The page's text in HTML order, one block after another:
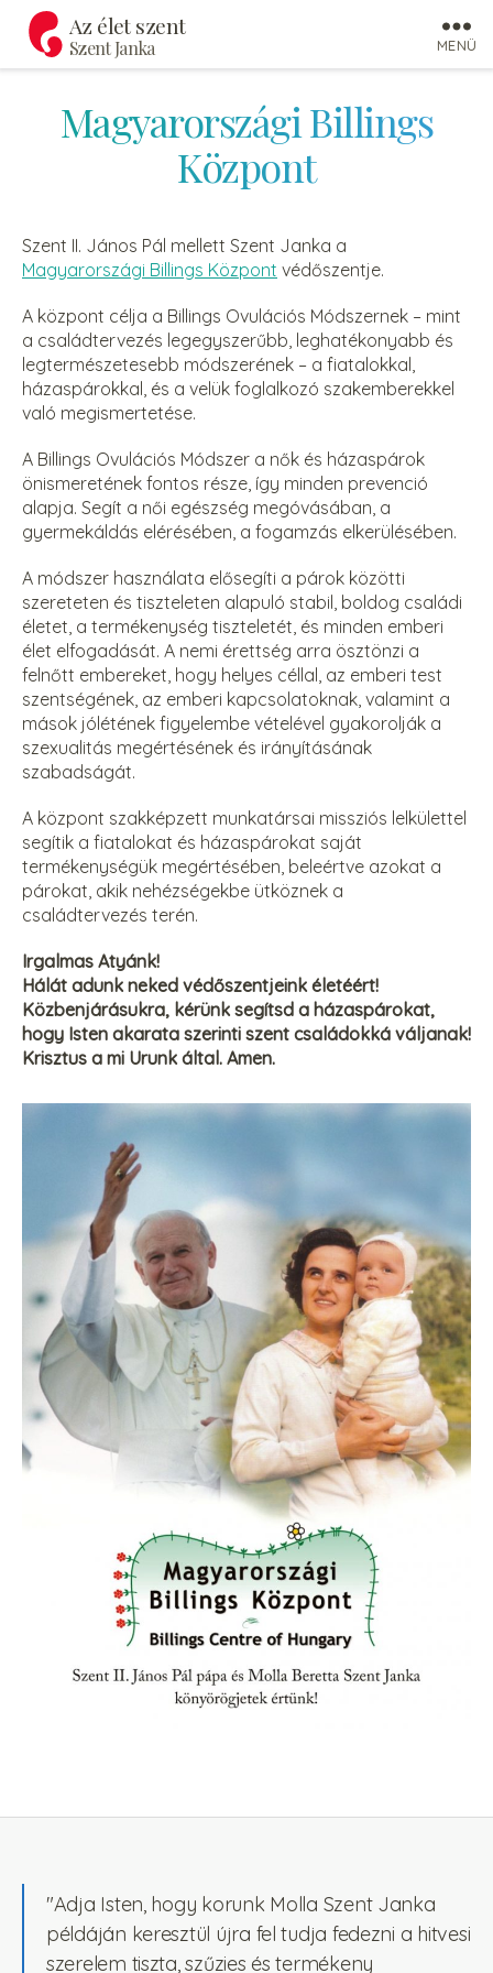
Szent Janka
Az élet szent
MENÜ
Magyarországi Billings
Központ
Szent II. János Pál mellett Szent Janka a
Magyarországi Billings Központ védőszentje.
A központ célja a Billings Ovulációs Módszernek – mint
a családtervezés legegyszerűbb, leghatékonyabb és
legtermészetesebb módszerének – a fiatalokkal,
házaspárokkal, és a velük foglalkozó szakemberekkel
való megismertetése.
A Billings Ovulációs Módszer a nők és házaspárok
önismeretének fontos része, így minden prevenció
alapja. Segít a női egészség megóvásában, a
gyermekáldás elérésében, a fogamzás elkerülésében.
A módszer használata elősegíti a párok közötti
szereteten és tiszteleten alapuló stabil, boldog családi
életet, a termékenység tiszteletét, és minden emberi
élet elfogadását. A nemi érettség arra ösztönzi a
felnőtt embereket, hogy helyes céllal, az emberi test
szentségének, az emberi kapcsolatoknak, valamint a
mások jólétének figyelembe vételével gyakorolják a
szexualitás megértésének és irányításának
szabadságát.
A központ szakképzett munkatársai missziós lelkülettel
segítik a fiatalokat és házaspárokat saját
termékenységük megértésében, beleértve azokat a
párokat, akik nehézségekbe ütköznek a
családtervezés terén.
Irgalmas Atyánk!
Hálát adunk neked védőszentjeink életéért!
Közbenjárásukra, kérünk segítsd a házaspárokat,
hogy Isten akarata szerinti szent családokká váljanak!
Krisztus a mi Urunk által. Amen.
"Adja Isten, hogy korunk Molla Szent Janka
példáján keresztül újra fel tudja fedezni a hitvesi
szerelem tiszta, szűzies és termékeny